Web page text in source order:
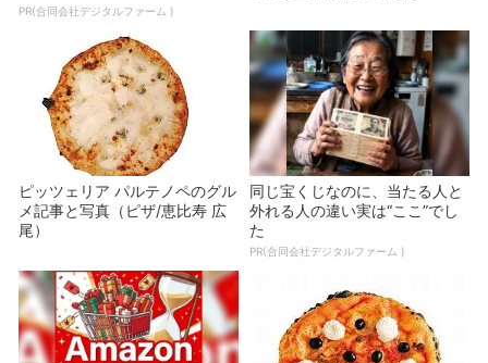
PR(合同会社デジタルファーム )
ピッツェリア パルテノペのグル
メ記事と写真（ピザ/恵比寿 広
尾）
同じ宝くじなのに、当たる人と
外れる人の違い実は“ここ”でし
た
PR(合同会社デジタルファーム )